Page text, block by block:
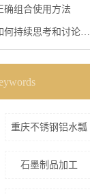
确组合使用方法
续思考和讨论中小结
重庆不锈钢铝水瓢
石墨制品加工